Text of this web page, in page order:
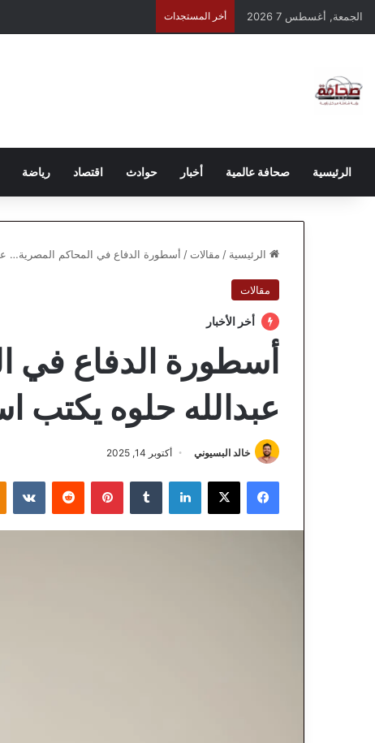
الجمعة, أغسطس 7 2026 أخر المستجدات
الرئيسية صحافة عالمية أخبار حوادث اقتصاد رياضة
الرئيسية / مقالات / أسطورة الدفاع في المحاكم المصرية…
مقالات
أخر الأخبار
أسطورة الدفاع في
عبدالله حلوه يكتب
خالد البسيوني أكتوبر 14, 2025
فيسبوك لينكدإن بينتيريست